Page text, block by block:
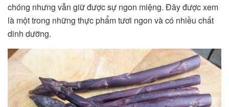
chóng nhưng vẫn giữ được sự ngon miệng. Đây được xem
là một trong những thực phẩm tươi ngon và có nhiều chất
dinh dưỡng.